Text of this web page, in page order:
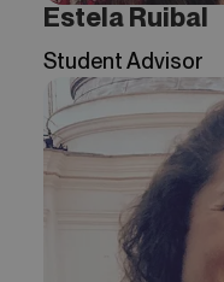
Estela Ruibal
Student Advisor